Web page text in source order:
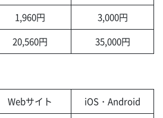
1,960円
3,000円
20,560円 35,000円
Webサイト
iOS・Android